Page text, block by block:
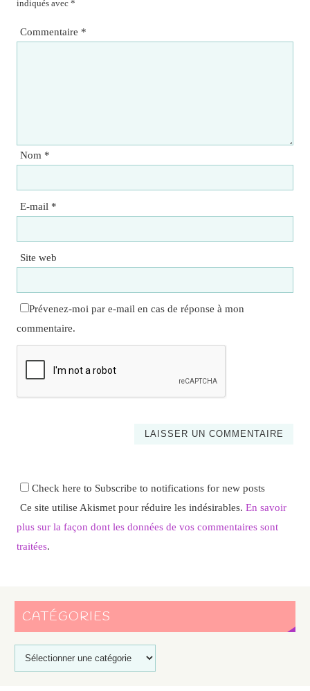
indiqués avec *
Commentaire *
Nom *
E-mail *
Site web
Prévenez-moi par e-mail en cas de réponse à mon
commentaire.
Check here to Subscribe to notifications for new posts
Ce site utilise Akismet pour réduire les indésirables. En savoir
plus sur la façon dont les données de vos commentaires sont
traitées.
CATÉGORIES